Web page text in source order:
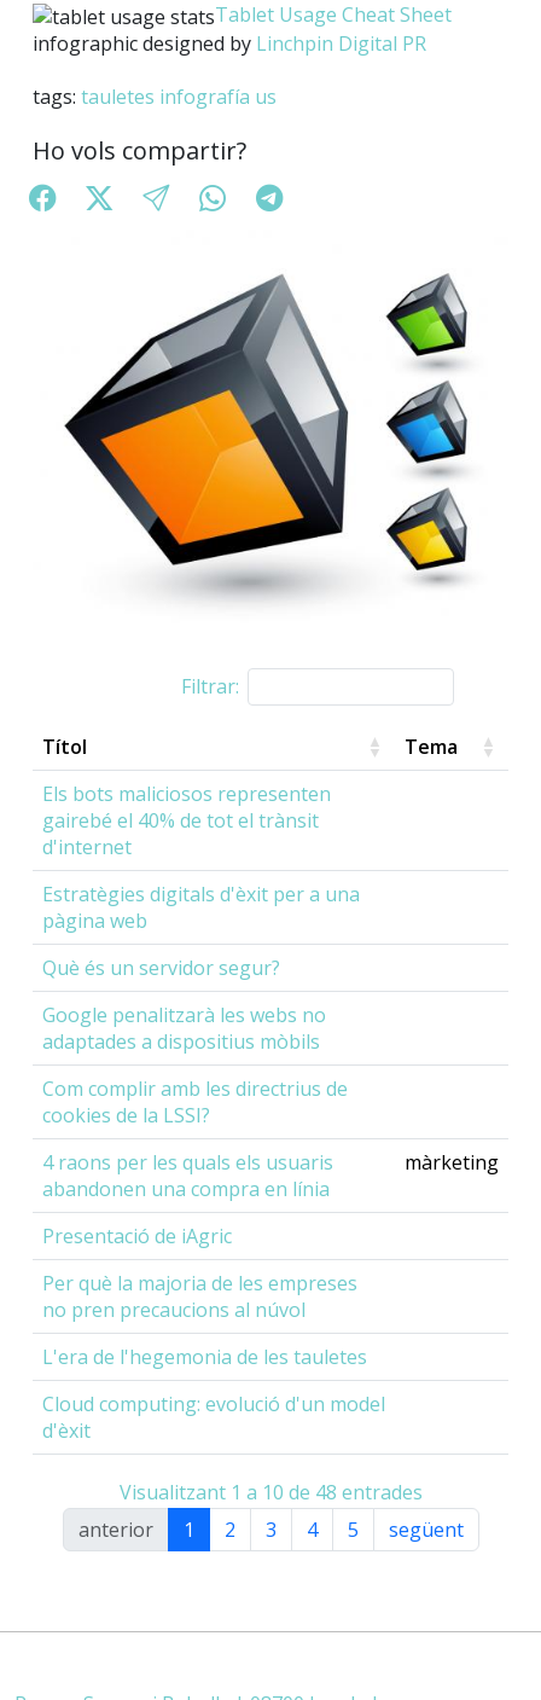
Tablet Usage Cheat Sheet
infographic designed by Linchpin Digital PR
tags: tauletes infografía us
Ho vols compartir?
Filtrar:
Títol
Tema
Els bots maliciosos representen
gairebé el 40% de tot el trànsit
d'internet
Estratègies digitals d'èxit per a una
pàgina web
Què és un servidor segur?
Google penalitzarà les webs no
adaptades a dispositius mòbils
Com complir amb les directrius de
cookies de la LSSI?
4 raons per les quals els usuaris
abandonen una compra en línia
màrketing
Presentació de iAgric
Per què la majoria de les empreses
no pren precaucions al núvol
L'era de l'hegemonia de les tauletes
Cloud computing: evolució d'un model
d'èxit
Visualitzant 1 a 10 de 48 entrades
anterior
1 2 3 4 5 següent